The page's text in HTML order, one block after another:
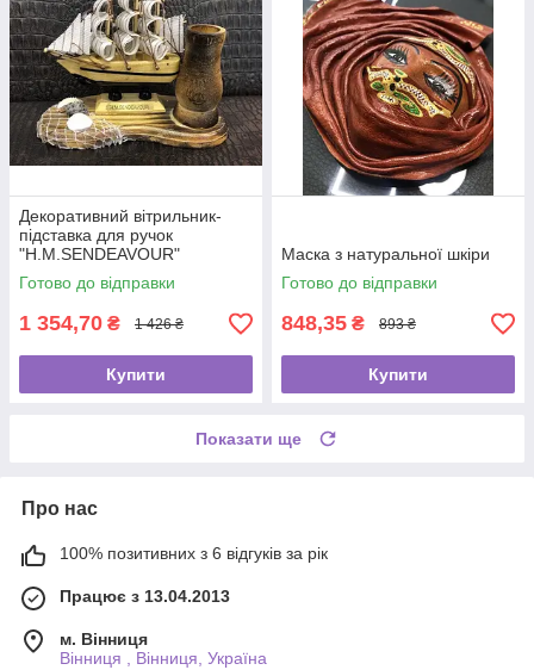
Декоративний вітрильник-
підставка для ручок
"H.M.SENDEAVOUR"
Готово до відправки
1 354,70 ₴ 1 426 ₴
Купити
Маска з натуральної шкіри
Готово до відправки
848,35 ₴ 893 ₴
Купити
Показати ще
Про нас
100% позитивних з 6 відгуків за рік
Працює з 13.04.2013
м. Вінниця
Вінниця , Вінниця, Україна